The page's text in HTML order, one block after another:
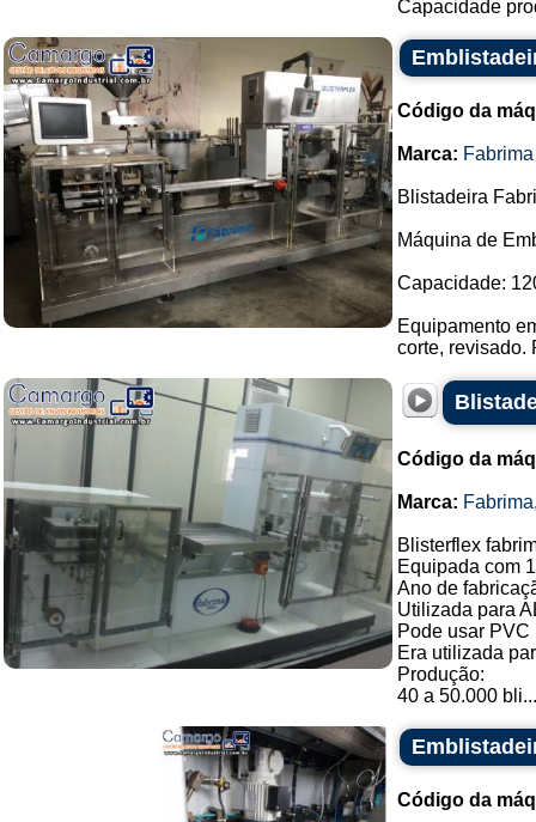
Capacidade
Código da
Marca: Fabrima
Blistadeira
Máquina de
Capacidade:
Equipamento
corte, revisado.
Código da
Marca: Fabrima
Blisterflex
Equipada com
Ano de
Utilizada para
Pode usar
Era utilizada
Produção:
40 a 50.000 bli...
Código da